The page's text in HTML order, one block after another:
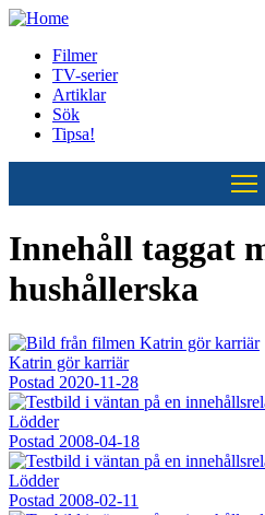
Hoppa
huvudinnehåll
Huvudmeny
Filmer
TV-serier
Artiklar
Sök
Tipsa!
Innehåll taggat
hushållerska
Katrin gör karriär
Postad 2020-11-28
Lödder
Postad 2008-04-18
Lödder
Postad 2008-02-11